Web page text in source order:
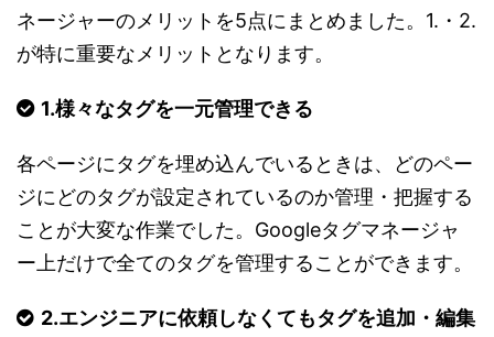
ネージャーのメリットを5点にまとめました。1.・2.
が特に重要なメリットとなります。
1.様々なタグを一元管理できる
各ページにタグを埋め込んでいるときは、どのペー
ジにどのタグが設定されているのか管理・把握する
ことが大変な作業でした。Googleタグマネージャ
ー上だけで全てのタグを管理することができます。
2.エンジニアに依頼しなくてもタグを追加・編集